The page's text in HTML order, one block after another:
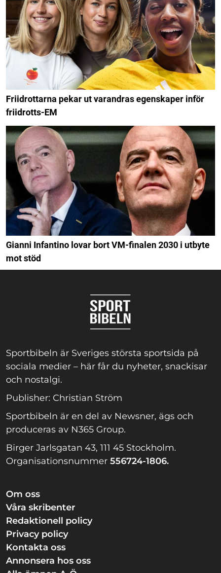
Friidrottarna pekar ut varandras egenskaper inför
friidrotts-EM
Gianni Infantino lovar bort VM-finalen 2030 i utbyte
mot stöd
Sportbibeln är Sveriges största sportsida på
sociala medier – här får du nyheter, snackisar
och nostalgi.
Publisher: Christian Ström
Sportbibeln är en del av Newsner, ägs och
produceras av N365 Group.
Birger Jarlsgatan 43, 111 45 Stockholm.
Organisationsnummer 556724-1806.
Om oss
Våra skribenter
Redaktionell policy
Privacy policy
Kontakta oss
Annonsera hos oss